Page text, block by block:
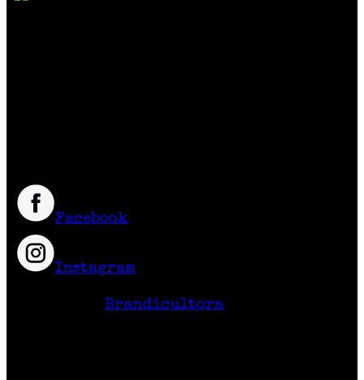
Facebook
Instagram
Brandicultora